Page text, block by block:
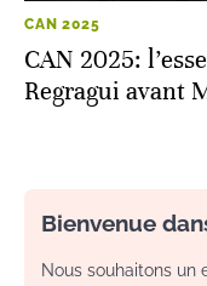
CAN 2025
CAN 2025:
Regragui avant
Bienvenue
Nous souhaitons un